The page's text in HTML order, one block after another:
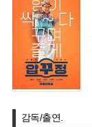
감독/출연.